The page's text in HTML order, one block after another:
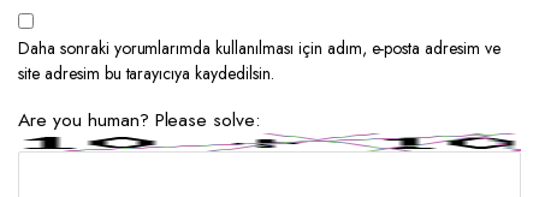
Daha sonraki yorumlarımda kullanılması için adım, e-posta adresim ve
site adresim bu tarayıcıya kaydedilsin.
Are you human? Please solve: